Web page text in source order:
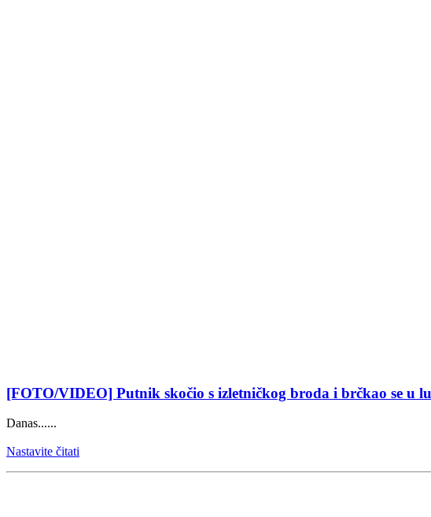
[FOTO/VIDEO] Putnik skočio s izletničkog broda i brčkao se u
Danas......
Nastavite čitati